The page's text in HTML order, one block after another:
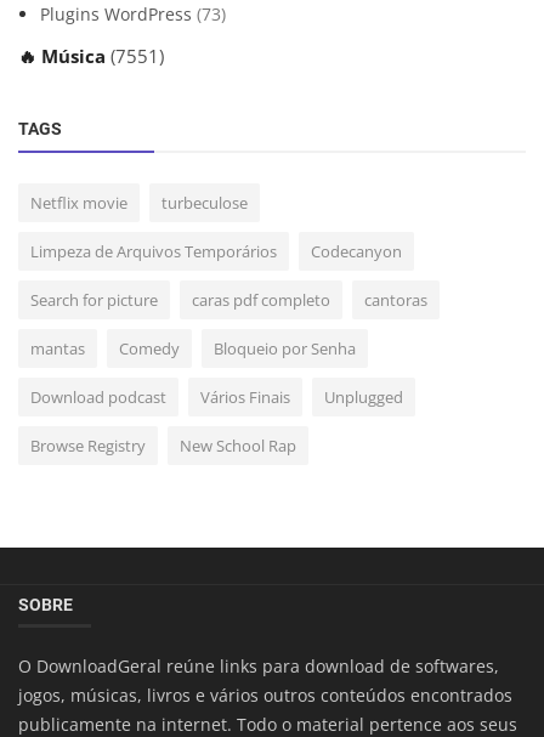
Plugins WordPress (73)
🔥 Música (7551)
TAGS
Netflix movie turbeculose
Limpeza de Arquivos Temporários Codecanyon
Search for picture caras pdf completo cantoras
mantas Comedy Bloqueio por Senha
Download podcast Vários Finais Unplugged
Browse Registry New School Rap
SOBRE
O DownloadGeral reúne links para download de softwares,
jogos, músicas, livros e vários outros conteúdos encontrados
publicamente na internet. Todo o material pertence aos seus